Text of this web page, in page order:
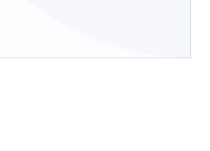
do Sądu Najwyższego.